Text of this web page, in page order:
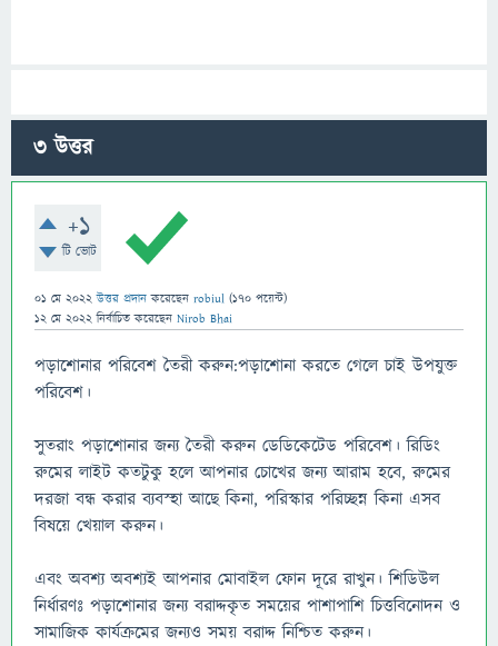
3উত্তর
+1
টি ভোট
01 মে 2022 উত্তর প্রদান করেছেন robiul (170 পয়েন্ট)
12 মে 2022 নির্বাচিত করেছেন Nirob Bhai
পড়াশোনার পরিবেশ তৈরী করুন:পড়াশোনা করতে গেলে চাই উপযুক্ত
পরিবেশ।
সুতরাং পড়াশোনার জন্য তৈরী করুন ডেডিকেটেড পরিবেশ। রিডিং
রুমের লাইট কতটুকু হলে আপনার চোখের জন্য আরাম হবে, রুমের
দরজা বন্ধ করার ব্যবস্হা আছে কিনা, পরিস্কার পরিচ্ছন্ন কিনা এসব
বিষয়ে খেয়াল করুন।
এবং অবশ্য অবশ্যই আপনার মোবাইল ফোন দূরে রাখুন। শিডিউল
নির্ধারণঃ পড়াশোনার জন্য বরাদ্দকৃত সময়ের পাশাপাশি চিত্তবিনোদন ও
সামাজিক কার্যক্রমের জন্যও সময় বরাদ্দ নিশ্চিত করুন।